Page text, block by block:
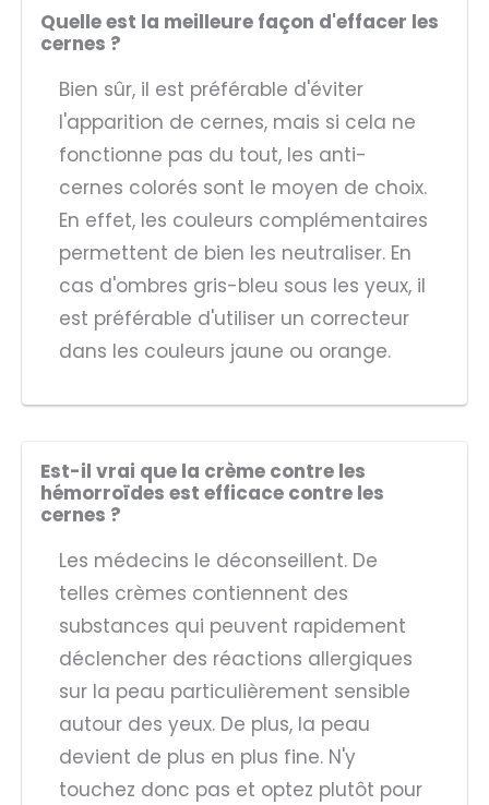
Quelle est la meilleure façon d'effacer les
cernes ?
Bien sûr, il est préférable d'éviter
l'apparition de cernes, mais si cela ne
fonctionne pas du tout, les anti-
cernes colorés sont le moyen de choix.
En effet, les couleurs complémentaires
permettent de bien les neutraliser. En
cas d'ombres gris-bleu sous les yeux, il
est préférable d'utiliser un correcteur
dans les couleurs jaune ou orange.
Est-il vrai que la crème contre les
hémorroïdes est efficace contre les
cernes ?
Les médecins le déconseillent. De
telles crèmes contiennent des
substances qui peuvent rapidement
déclencher des réactions allergiques
sur la peau particulièrement sensible
autour des yeux. De plus, la peau
devient de plus en plus fine. N'y
touchez donc pas et optez plutôt pour